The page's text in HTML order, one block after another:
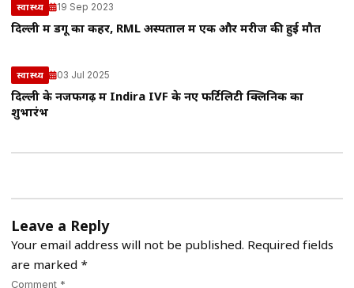
स्वास्थ्य 19 Sep 2023
दिल्ली में डेंगू का कहर, RML अस्पताल में एक और मरीज की हुई मौत
स्वास्थ्य 03 Jul 2025
दिल्ली के नजफगढ़ में Indira IVF के नए फर्टिलिटी क्लिनिक का
शुभारंभ
Leave a Reply
Your email address will not be published. Required fields
are marked *
Comment *